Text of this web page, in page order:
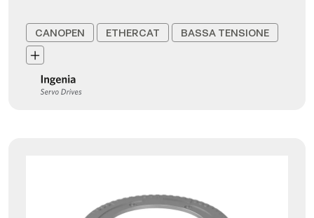
CANOPEN ETHERCAT BASSA TENSIONE